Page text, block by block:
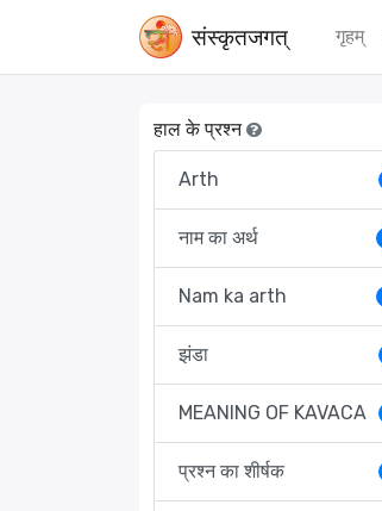
संस्‍कृतजगत् गृहम्
हाल के प्रश्न
Arth
नाम का अर्थ
Nam ka arth
झंडा
MEANING OF KAVACA
प्रश्न का शीर्षक